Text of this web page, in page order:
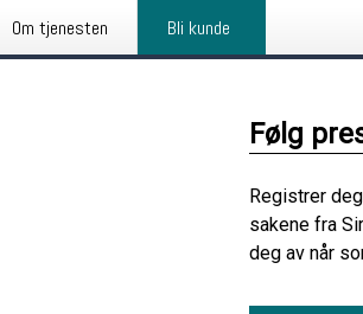
Om tjenesten Bli kunde
Følg
Registrer
sakene fra
deg av når